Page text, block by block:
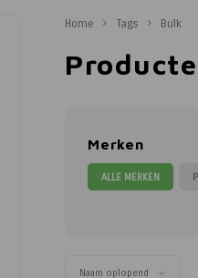
Home Tags Bulk
Merken
ALLE MERKEN
Naam oplopend